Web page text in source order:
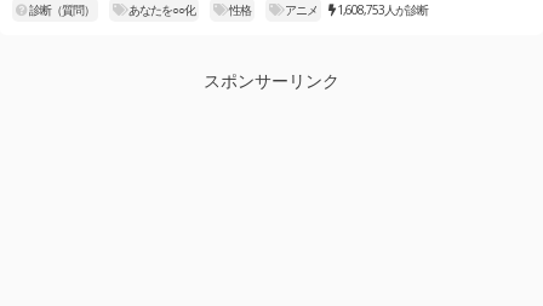
診断（質問） あなたを○○化 性格 アニメ 1,608,753人が診断
スポンサーリンク